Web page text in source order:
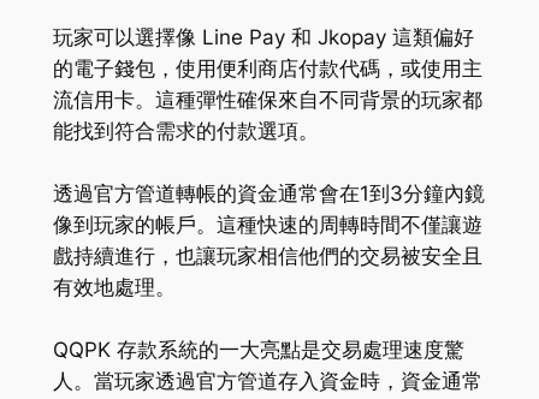
玩家可以選擇像 Line Pay 和 Jkopay 這類偏好
的電子錢包，使用便利商店付款代碼，或使用主
流信用卡。這種彈性確保來自不同背景的玩家都
能找到符合需求的付款選項。
透過官方管道轉帳的資金通常會在1到3分鐘內鏡
像到玩家的帳戶。這種快速的周轉時間不僅讓遊
戲持續進行，也讓玩家相信他們的交易被安全且
有效地處理。
QQPK 存款系統的一大亮點是交易處理速度驚
人。當玩家透過官方管道存入資金時，資金通常